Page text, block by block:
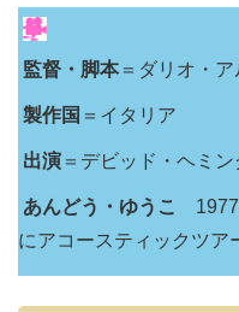
監督・脚本＝ダリオ・ア
製作国 ＝イタリア
出演 ＝デビッド・ヘミ
あんどう・ゆうこ
1977
にアコースティックツア